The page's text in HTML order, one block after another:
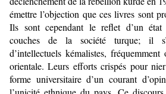
émettre l’objection que ces livres sont
Ils sont cependant le reflet d’un état
couches de la société turque; il
d’intellectuels kémalistes,
orientale. Leurs efforts crispés pour
forme universitaire d’un courant